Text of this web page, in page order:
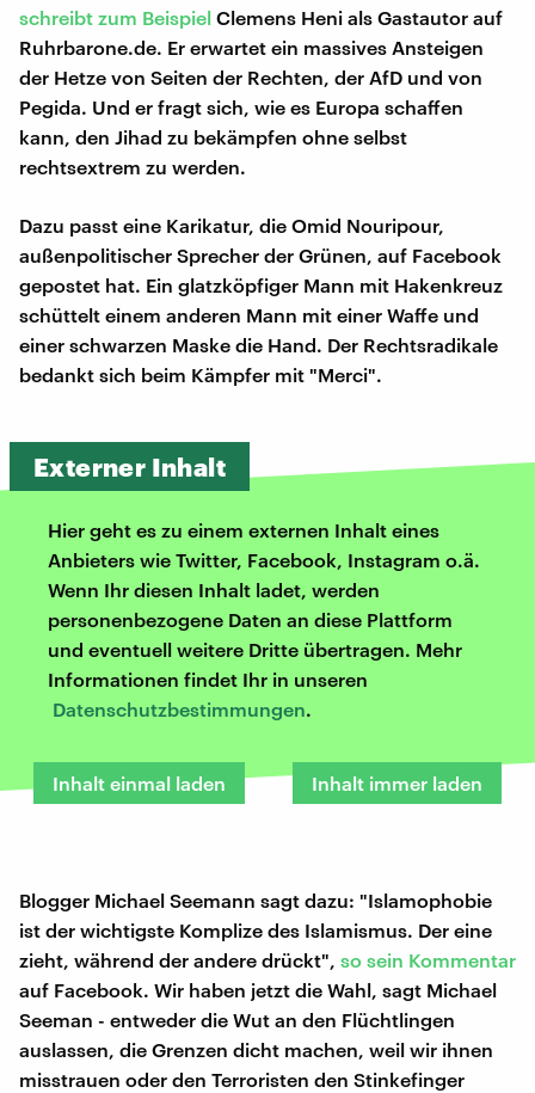
schreibt zum Beispiel Clemens Heni als Gastautor auf
Ruhrbarone.de. Er erwartet ein massives Ansteigen
der Hetze von Seiten der Rechten, der AfD und von
Pegida. Und er fragt sich, wie es Europa schaffen
kann, den Jihad zu bekämpfen ohne selbst
rechtsextrem zu werden.
Dazu passt eine Karikatur, die Omid Nouripour,
außenpolitischer Sprecher der Grünen, auf Facebook
gepostet hat. Ein glatzköpfiger Mann mit Hakenkreuz
schüttelt einem anderen Mann mit einer Waffe und
einer schwarzen Maske die Hand. Der Rechtsradikale
bedankt sich beim Kämpfer mit "Merci".
Externer Inhalt
Hier geht es zu einem externen Inhalt eines
Anbieters wie Twitter, Facebook, Instagram o.ä.
Wenn Ihr diesen Inhalt ladet, werden
personenbezogene Daten an diese Plattform
und eventuell weitere Dritte übertragen. Mehr
Informationen findet Ihr in unseren
Datenschutzbestimmungen.
Inhalt einmal laden Inhalt immer laden
Blogger Michael Seemann sagt dazu: "Islamophobie
ist der wichtigste Komplize des Islamismus. Der eine
zieht, während der andere drückt", so sein Kommentar
auf Facebook. Wir haben jetzt die Wahl, sagt Michael
Seeman - entweder die Wut an den Flüchtlingen
auslassen, die Grenzen dicht machen, weil wir ihnen
misstrauen oder den Terroristen den Stinkefinger